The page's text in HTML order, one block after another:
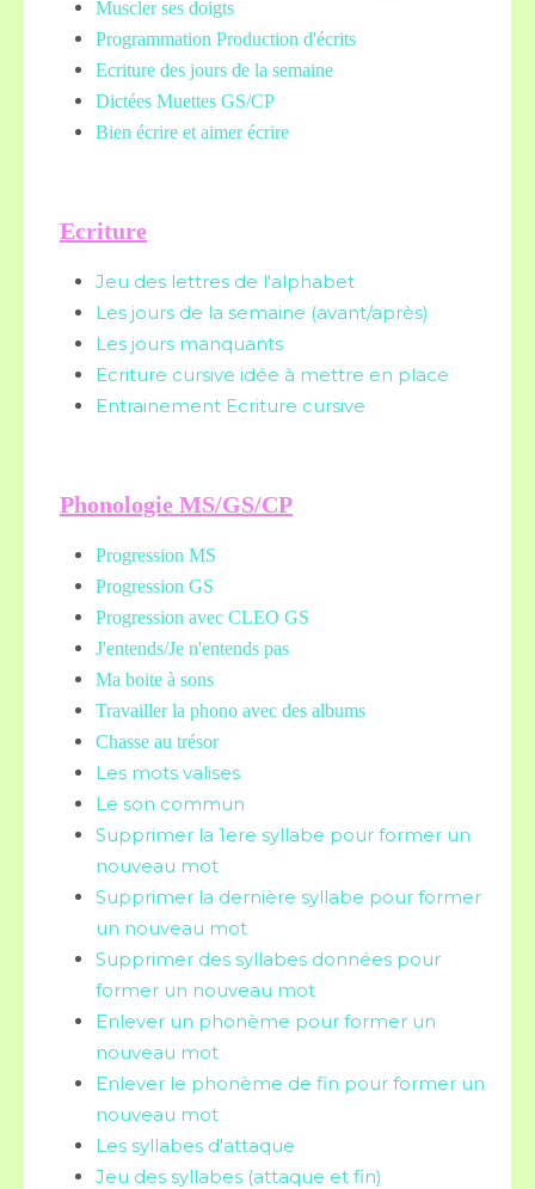
Muscler ses doigts
Programmation Production d'écrits
Ecriture des jours de la semaine
Dictées Muettes GS/CP
Bien écrire et aimer écrire
Ecriture
Jeu des lettres de l'alphabet
Les jours de la semaine (avant/après)
Les jours manquants
Ecriture cursive idée à mettre en place
Entrainement Ecriture cursive
Phonologie MS/GS/CP
Progression MS
Progression GS
Progression avec CLEO GS
J'entends/Je n'entends pas
Ma boite à sons
Travailler la phono avec des albums
Chasse au trésor
Les mots valises
Le son commun
Supprimer la 1ere syllabe pour former un
nouveau mot
Supprimer la dernière syllabe pour former
un nouveau mot
Supprimer des syllabes données pour
former un nouveau mot
Enlever un phonème pour former un
nouveau mot
Enlever le phonème de fin pour former un
nouveau mot
Les syllabes d'attaque
Jeu des syllabes (attaque et fin)